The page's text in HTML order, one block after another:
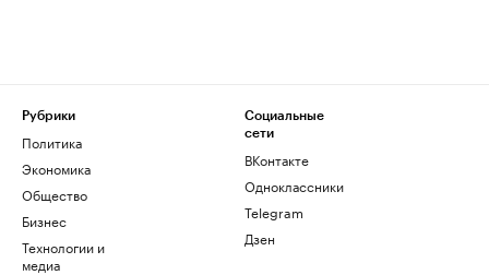
Рубрики
Политика
Экономика
Общество
Бизнес
Технологии и
медиа
Социальные
сети
ВКонтакте
Одноклассники
Telegram
Дзен